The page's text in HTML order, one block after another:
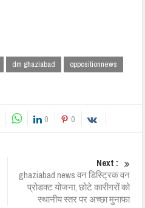
dm ghaziabad
oppositionnews
0 0
Next :
ghaziabad news वन डिस्ट्रिक वन
प्रोडक्ट योजना, छोटे कारीगरों को
स्थानीय स्तर पर अच्छा मुनाफा